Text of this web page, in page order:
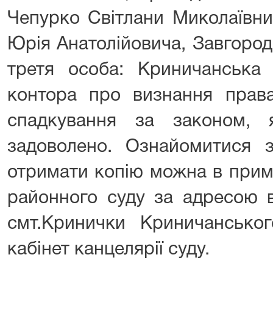
Чепурко Світлани
Юрія Анатолійовича,
третя особа: Криничанська
контора про визнання
спадкування за законом,
задоволено. Ознайомитися
отримати копію можна в
районного суду за адресою
смт.Кринички
кабінет канцелярії суду.